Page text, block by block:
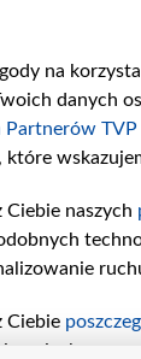
na
danych
Partnerów TVP
naszych
Ciebie
w